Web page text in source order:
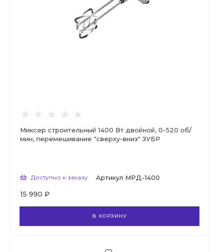
Миксер строительный 1400 Вт двойной, 0-520 об/
мин, перемешивание "сверху-вниз" ЗУБР
Доступно к заказу Артикул МРД-1400
15 990 ₽
В КОРЗИНУ